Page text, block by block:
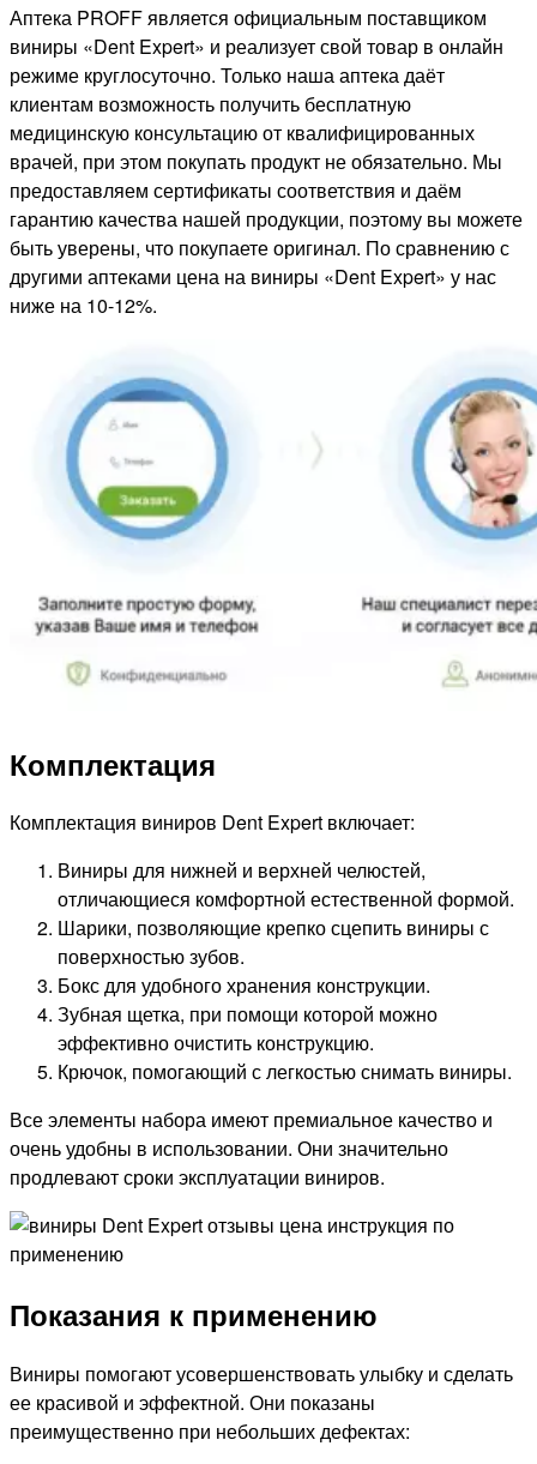
Аптека PROFF является официальным поставщиком
виниры «Dent Expert» и реализует свой товар в онлайн
режиме круглосуточно. Только наша аптека даёт
клиентам возможность получить бесплатную
медицинскую консультацию от квалифицированных
врачей, при этом покупать продукт не обязательно. Мы
предоставляем сертификаты соответствия и даём
гарантию качества нашей продукции, поэтому вы можете
быть уверены, что покупаете оригинал. По сравнению с
другими аптеками цена на виниры «Dent Expert» у нас
ниже на 10-12%.
Комплектация
Комплектация виниров Dent Expert включает:
Виниры для нижней и верхней челюстей,
отличающиеся комфортной естественной формой.
Шарики, позволяющие крепко сцепить виниры с
поверхностью зубов.
Бокс для удобного хранения конструкции.
Зубная щетка, при помощи которой можно
эффективно очистить конструкцию.
Крючок, помогающий с легкостью снимать виниры.
Все элементы набора имеют премиальное качество и
очень удобны в использовании. Они значительно
продлевают сроки эксплуатации виниров.
Показания к применению
Виниры помогают усовершенствовать улыбку и сделать
ее красивой и эффектной. Они показаны
преимущественно при небольших дефектах: